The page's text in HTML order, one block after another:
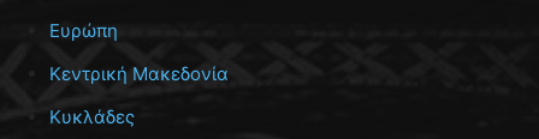
Ευρώπη
Κεντρική Μακεδονία
Κυκλάδες